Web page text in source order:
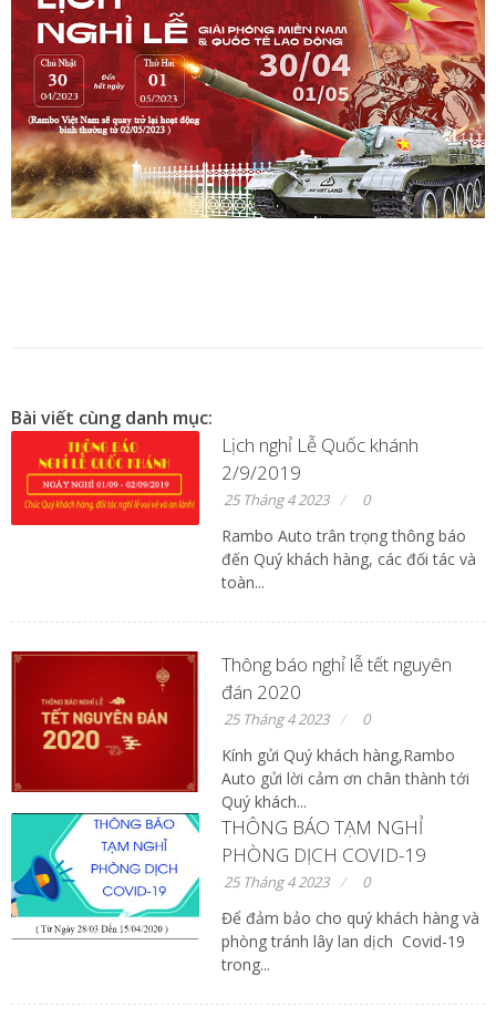
Bài viết cùng danh mục:
Lịch nghỉ Lễ Quốc khánh
2/9/2019
25 Tháng 4 2023 0
Rambo Auto trân trọng thông báo
đến Quý khách hàng, các đối tác và
toàn...
Thông báo nghỉ lễ tết nguyên
đán 2020
25 Tháng 4 2023 0
Kính gửi Quý khách hàng,Rambo
Auto gửi lời cảm ơn chân thành tới
Quý khách...
THÔNG BÁO TẠM NGHỈ
PHÒNG DỊCH COVID-19
25 Tháng 4 2023 0
Để đảm bảo cho quý khách hàng và
phòng tránh lây lan dịch Covid-19
trong...